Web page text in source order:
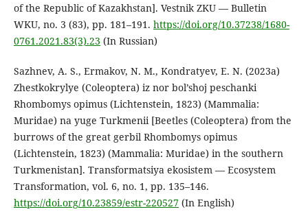
of the Republic of Kazakhstan]. Vestnik ZKU — Bulletin
WKU, no. 3 (83), pp. 181–191. https://doi.org/10.37238/1680-
0761.2021.83(3).23 (In Russian)
Sazhnev, A. S., Ermakov, N. M., Kondratyev, E. N. (2023a)
Zhestkokrylye (Coleoptera) iz nor bol’shoj peschanki
Rhombomys opimus (Lichtenstein, 1823) (Mammalia:
Muridae) na yuge Turkmenii [Beetles (Coleoptera) from the
burrows of the great gerbil Rhombomys opimus
(Lichtenstein, 1823) (Mammalia: Muridae) in the southern
Turkmenistan]. Transformatsiya ekosistem — Ecosystem
Transformation, vol. 6, no. 1, pp. 135–146.
https://doi.org/10.23859/estr-220527(In English)